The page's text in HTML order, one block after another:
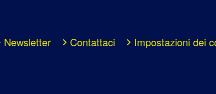
Newsletter Contattaci Impostazioni dei